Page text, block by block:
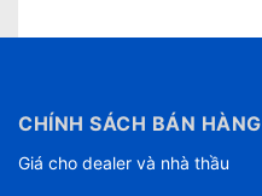
CHÍNH SÁCH BÁN HÀNG
Giá cho dealer và nhà thầu